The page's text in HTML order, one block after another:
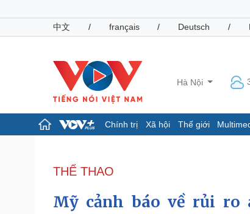
中文
/ français / Deutsch /
Hà Nội
Chính trị Xã hội Thế giới
Đảng
Tổ chức nhân sự
Nhận diện sự thật
Giáo dục
Dấu ấn VOV
THỂ THAO
Mỹ cảnh báo về rủi ro